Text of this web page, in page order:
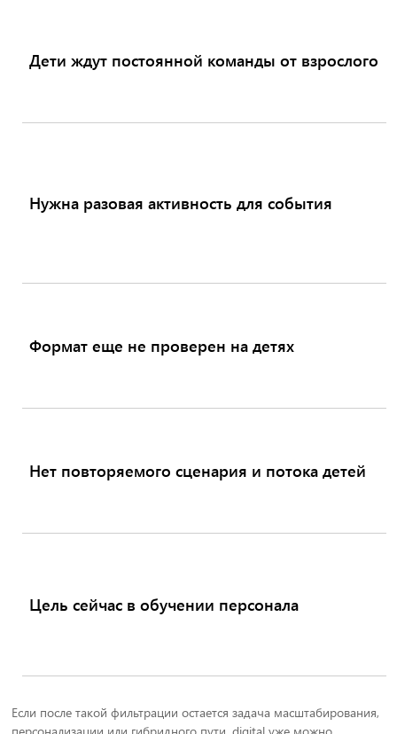
Дети ждут постоянной команды от взрослого
Нужна разовая активность для события
Формат еще не проверен на детях
Нет повторяемого сценария и потока детей
Цель сейчас в обучении персонала
Если после такой фильтрации остается задача масштабирования,